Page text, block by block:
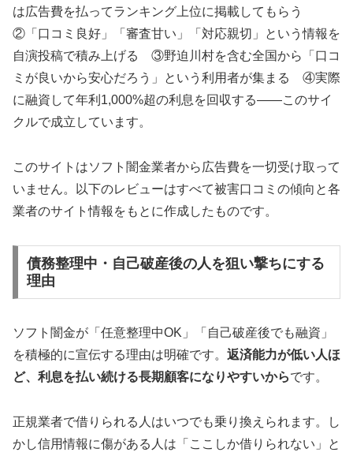
は広告費を払ってランキング上位に掲載してもらう
②「口コミ良好」「審査甘い」「対応親切」という情報を
自演投稿で積み上げる ③野迫川村を含む全国から「口コ
ミが良いから安心だろう」という利用者が集まる ④実際
に融資して年利1,000%超の利息を回収する——このサイ
クルで成立しています。
このサイトはソフト闇金業者から広告費を一切受け取って
いません。以下のレビューはすべて被害口コミの傾向と各
業者のサイト情報をもとに作成したものです。
債務整理中・自己破産後の人を狙い撃ちにする
理由
ソフト闇金が「任意整理中OK」「自己破産後でも融資」
を積極的に宣伝する理由は明確です。 返済能力が低い人ほ
ど、利息を払い続ける長期顧客になりやすいからです。
正規業者で借りられる人はいつでも乗り換えられます。し
かし信用情報に傷がある人は「ここしか借りられない」と